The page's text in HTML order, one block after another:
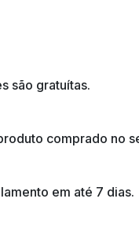
são gratuítas.
comprado no
em até 7 dias.